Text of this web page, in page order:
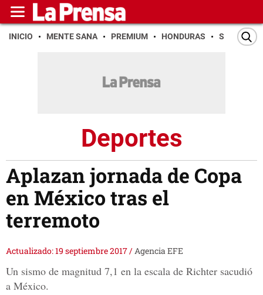
INICIO MENTE SANA PREMIUM HONDURAS SAN PEDRO
Deportes
Aplazan jornada de Copa
en México tras el
terremoto
Actualizado: 19 septiembre 2017/Agencia EFE
Un sismo de magnitud 7,1 en la escala de Richter sacudió
a México.